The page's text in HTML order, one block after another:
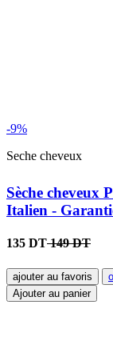
-9%
Seche cheveux
Sèche cheveux
Italien -
135 DT149 DT
ajouter au favoris
Ajouter au panier